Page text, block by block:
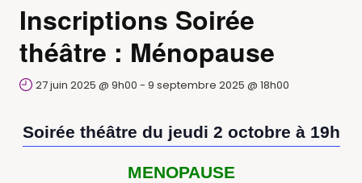
Inscriptions Soirée
théâtre : Ménopause
27 juin 2025 @ 9h00 - 9 septembre 2025 @ 18h00
Soirée théâtre du jeudi 2 octobre à 19h
MENOPAUSE